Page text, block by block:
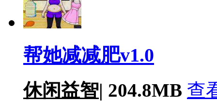
帮她减减肥v1.0
休闲益智| 204.8MB 查